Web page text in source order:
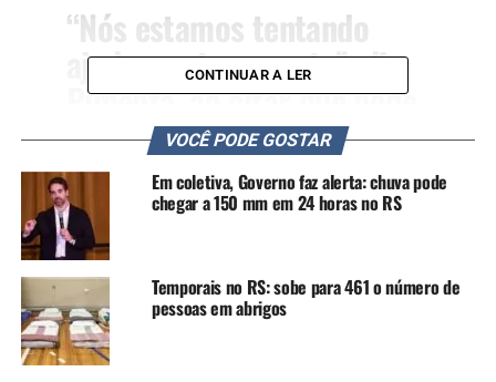
“Nós estamos tentando
ajudar no transporte”, diz
Pimenta, ao citar que pode
envolver as Forças Armadas
na operação. “Se nós não
tivermos um sistema capaz
de jogar essa água para
fora, isso vai demorar
meses”, acrescentou.
CONTINUAR A LER
VOCÊ PODE GOSTAR
Em coletiva, Governo faz alerta: chuva pode
chegar a 150 mm em 24 horas no RS
Temporais no RS: sobe para 461 o número de
pessoas em abrigos